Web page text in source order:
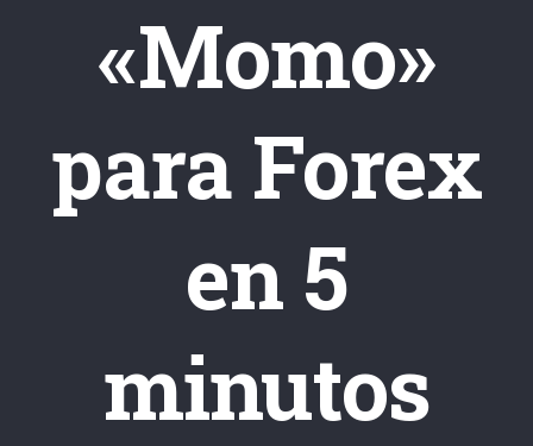
«Momo»
para Forex
en 5
minutos